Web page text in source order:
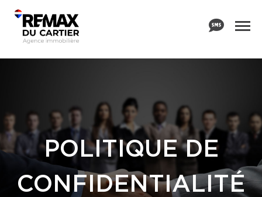
POLITIQUE DE
CONFIDENTIALITÉ